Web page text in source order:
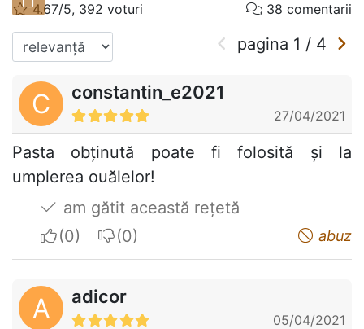
4.67/5, 392 voturi 38 comentarii
pagina 1 / 4
C constantin_e2021
27/04/2021
Pasta obținută poate fi folosită și la
umplerea ouălelor!
am gătit această rețetă
I apreciateI do not appreciate abuz
A adicor
05/04/2021